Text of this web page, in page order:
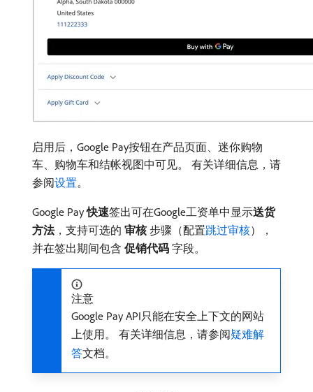
启用后，Google Pay按钮在产品页面、迷你购物
车、购物车和结帐视图中可见。 有关详细信息，请
参阅设置。
Google Pay快速​签出可在Google工资单中显示​送货
方法，支持可选的​ 审核​步骤（配置​跳过审核），
并在签出期间包含​ 促销代码 ​字段。
注意
Google Pay API只能在安全上下文的网站
上使用。 有关详细信息，请参阅疑难解
答文档。